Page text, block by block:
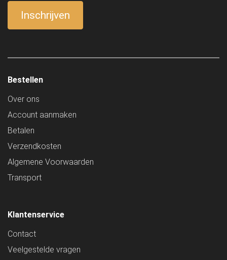
Bestellen
Over ons
Account aanmaken
Betalen
Verzendkosten
Algemene Voorwaarden
Transport
Klantenservice
Contact
Veelgestelde vragen